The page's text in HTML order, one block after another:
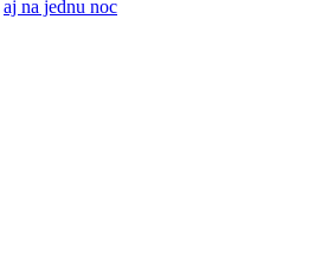
aj na jednu noc